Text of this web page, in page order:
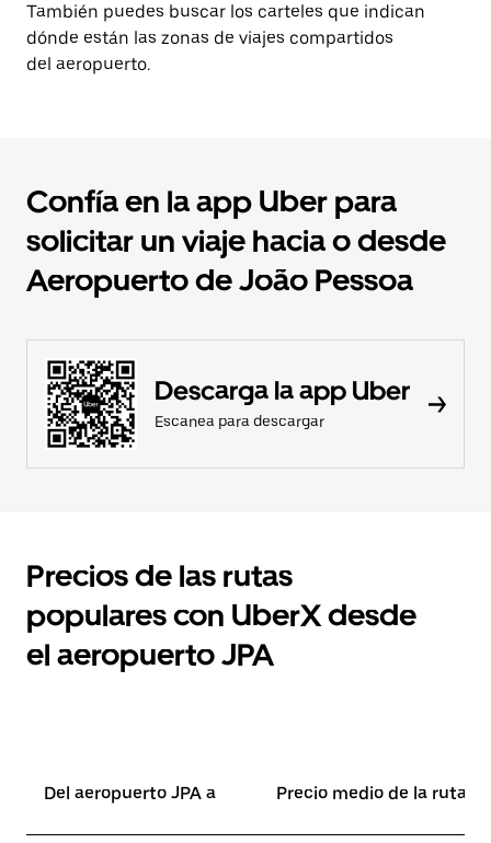
También puedes buscar los carteles que indican
dónde están las zonas de viajes compartidos
del aeropuerto.
Confía en la app Uber para
solicitar un viaje hacia o desde
Aeropuerto de João Pessoa
Descarga la app Uber
Escanea para descargar
Precios de las rutas
populares con UberX desde
el aeropuerto JPA
Del aeropuerto JPA a Precio medio de la ruta*